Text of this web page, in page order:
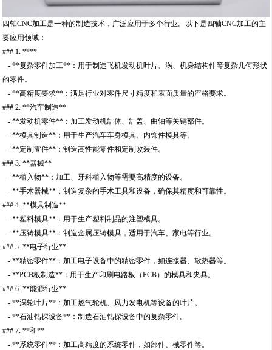
四轴CNC加工是一种的制造技术，广泛应用于多个行业。以下是四轴CNC加工的主
要应用领域：
### 1. ****
- **复杂零件加工**：用于制造飞机发动机叶片、涡、机身结构件等复杂几何形状
的零件。
- **高精度要求**：满足行业对零件尺寸精度和表面质量的严格要求。
### 2. **汽车制造**
- **发动机零件**：加工发动机缸体、缸盖、曲轴等关键部件。
- **模具制造**：用于生产汽车车身模具、内饰件模具等。
- **定制零件**：制造高性能零件和定制改装件。
### 3. **器械**
- **植入物**：加工、牙科植入物等需要高精度的设备。
- **手术器械**：制造复杂的手术工具和设备，确保其精度和可靠性。
### 4. **模具制造**
- **塑料模具**：用于生产塑料制品的注塑模具。
- **压铸模具**：制造金属压铸模具，适用于汽车、家电等行业。
### 5. **电子行业**
- **精密零件**：加工电子设备中的精密零件，如连接器、散热器等。
- **PCB板制造**：用于生产印刷电路板（PCB）的模具和夹具。
### 6. **能源行业**
- **涡轮叶片**：加工燃气轮机、风力发电机等设备的叶片。
- **石油钻探设备**：制造石油钻探设备中的复杂零件。
### 7. **和**
- **系统零件**：加工高精度的系统零件，如部件、械零件等。